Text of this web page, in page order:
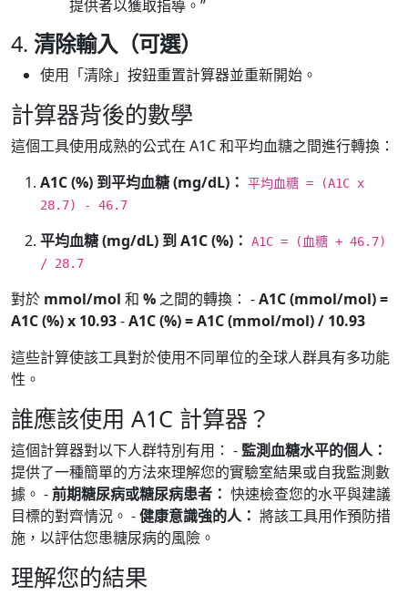
提供者以獲取指導。”
4. 清除輸入（可選）
使用「清除」按鈕重置計算器並重新開始。
計算器背後的數學
這個工具使用成熟的公式在 A1C 和平均血糖之間進行轉換：
A1C (%) 到平均血糖 (mg/dL)：
平均血糖 = (A1C x
28.7) - 46.7
平均血糖 (mg/dL) 到 A1C (%)：
A1C = (血糖 + 46.7)
/ 28.7
對於 mmol/mol 和 % 之間的轉換： -A1C (mmol/mol) =
A1C (%) x 10.93-A1C (%) = A1C (mmol/mol) / 10.93
這些計算使該工具對於使用不同單位的全球人群具有多功能
性。
誰應該使用 A1C 計算器？
這個計算器對以下人群特別有用： -監測血糖水平的個人：
提供了一種簡單的方法來理解您的實驗室結果或自我監測數
據。 -前期糖尿病或糖尿病患者： 快速檢查您的水平與建議
目標的對齊情況。 -健康意識強的人： 將該工具用作預防措
施，以評估您患糖尿病的風險。
理解您的結果